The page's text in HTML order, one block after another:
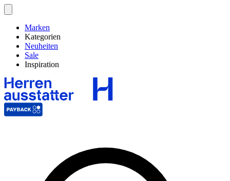
Marken
Kategorien
Neuheiten
Sale
Inspiration